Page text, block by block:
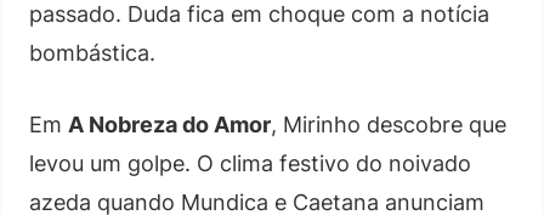
passado. Duda fica em choque com a notícia
bombástica.
Em A Nobreza do Amor, Mirinho descobre que
levou um golpe. O clima festivo do noivado
azeda quando Mundica e Caetana anunciam